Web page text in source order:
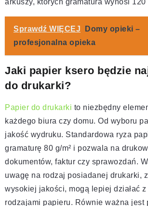
arkuszy, których gramatura wynosi 120
Sprawdź WIĘCEJ
Domy opieki –
profesjonalna opieka
Jaki papier ksero będzie
do drukarki?
Papier do drukarki to niezbędny
każdego biura czy domu. Od wyboru
jakość wydruku. Standardowa ryza
gramaturę 80 g/m² i pozwala na
dokumentów, faktur czy sprawozdań.
uwagę na rodzaj posiadanej drukarki,
wysokiej jakości, mogą lepiej działać
rodzajami papieru. Równie ważna jest